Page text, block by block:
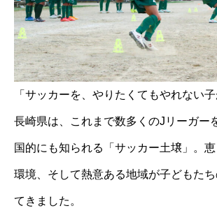
「サッカーを、やりたくてもやれない子
長崎県は、これまで数多くのJリーガー
国的にも知られる「サッカー土壌」。恵
環境、そして熱意ある地域が子どもた
てきました。